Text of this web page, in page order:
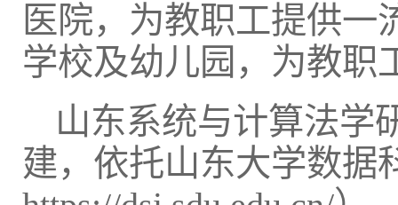
医院，为教职工提供一
学校及幼儿园，为教职
山东系统与计算法学
建，依托山东大学数据